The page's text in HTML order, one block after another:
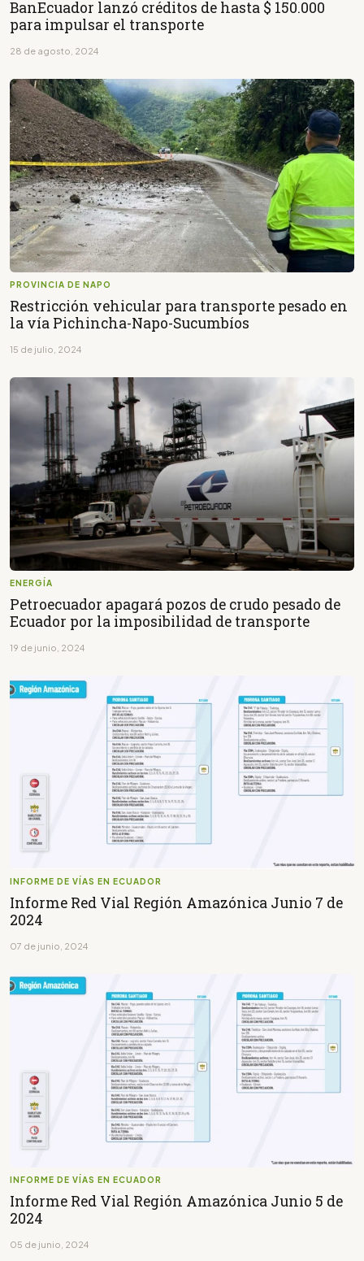
BanEcuador lanzó créditos de hasta $ 150.000
para impulsar el transporte
28 de agosto, 2024
PROVINCIA DE NAPO
Restricción vehicular para transporte pesado en
la vía Pichincha-Napo-Sucumbíos
15 de julio, 2024
ENERGÍA
Petroecuador apagará pozos de crudo pesado de
Ecuador por la imposibilidad de transporte
19 de junio, 2024
INFORME DE VÍAS EN ECUADOR
Informe Red Vial Región Amazónica Junio 7 de
2024
07 de junio, 2024
INFORME DE VÍAS EN ECUADOR
Informe Red Vial Región Amazónica Junio 5 de
2024
05 de junio, 2024